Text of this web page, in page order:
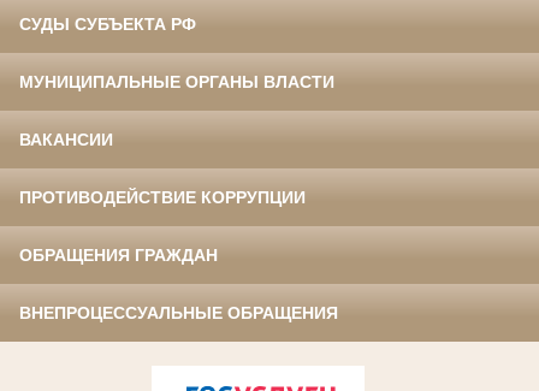
СУДЫ СУБЪЕКТА РФ
МУНИЦИПАЛЬНЫЕ ОРГАНЫ ВЛАСТИ
ВАКАНСИИ
ПРОТИВОДЕЙСТВИЕ КОРРУПЦИИ
ОБРАЩЕНИЯ ГРАЖДАН
ВНЕПРОЦЕССУАЛЬНЫЕ ОБРАЩЕНИЯ